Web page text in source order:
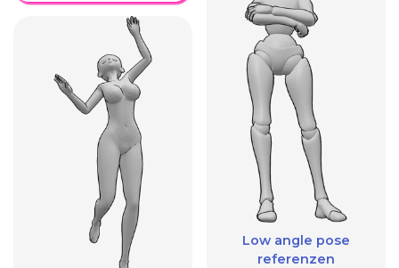
Low angle pose
referenzen